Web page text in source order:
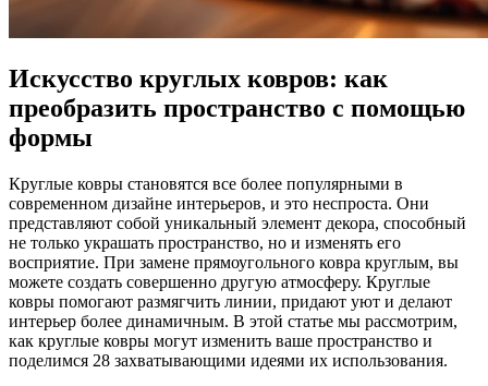
Искусство круглых ковров: как
преобразить пространство с помощью
формы
Круглые ковры становятся все более популярными в
современном дизайне интерьеров, и это неспроста. Они
представляют собой уникальный элемент декора, способный
не только украшать пространство, но и изменять его
восприятие. При замене прямоугольного ковра круглым, вы
можете создать совершенно другую атмосферу. Круглые
ковры помогают размягчить линии, придают уют и делают
интерьер более динамичным. В этой статье мы рассмотрим,
как круглые ковры могут изменить ваше пространство и
поделимся 28 захватывающими идеями их использования.